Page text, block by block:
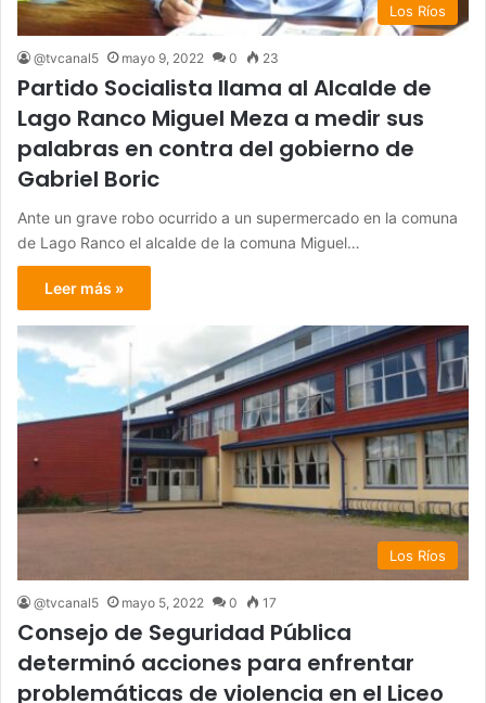
Los Ríos
@tvcanal5 mayo 9, 2022 0 23
Partido Socialista llama al Alcalde de
Lago Ranco Miguel Meza a medir sus
palabras en contra del gobierno de
Gabriel Boric
Ante un grave robo ocurrido a un supermercado en la comuna
de Lago Ranco el alcalde de la comuna Miguel…
Leer más »
Los Ríos
@tvcanal5 mayo 5, 2022 0 17
Consejo de Seguridad Pública
determinó acciones para enfrentar
problemáticas de violencia en el Liceo